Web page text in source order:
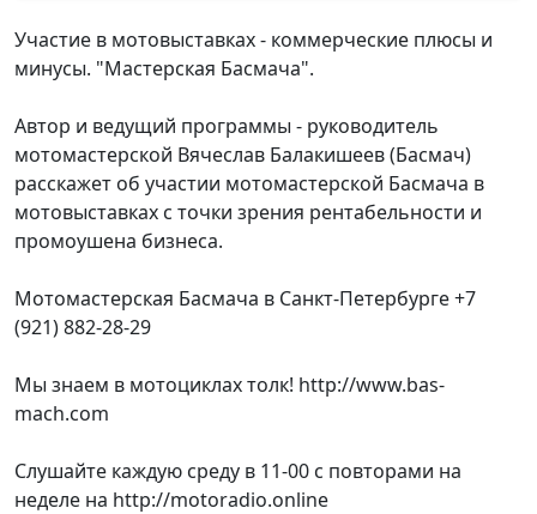
Участие в мотовыставках - коммерческие плюсы и
минусы. "Мастерская Басмача".
Автор и ведущий программы - руководитель
мотомастерской Вячеслав Балакишеев (Басмач)
расскажет об участии мотомастерской Басмача в
мотовыставках с точки зрения рентабельности и
промоушена бизнеса.
Мотомастерская Басмача в Санкт-Петербурге +7
(921) 882-28-29
Мы знаем в мотоциклах толк! http://www.bas-
mach.com
Слушайте каждую среду в 11-00 с повторами на
неделе на http://motoradio.online